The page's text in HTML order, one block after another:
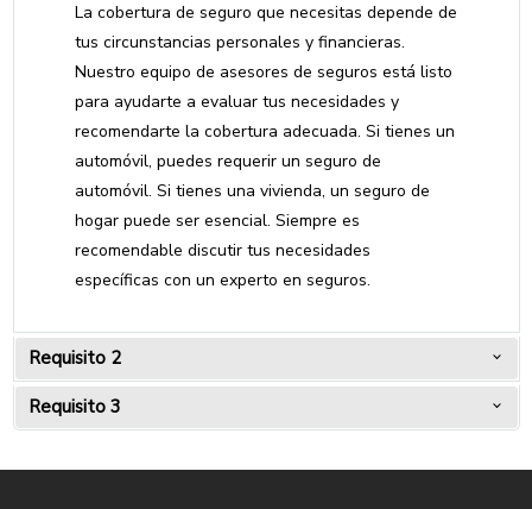
La cobertura de seguro que necesitas depende de
tus circunstancias personales y financieras.
Nuestro equipo de asesores de seguros está listo
para ayudarte a evaluar tus necesidades y
recomendarte la cobertura adecuada. Si tienes un
automóvil, puedes requerir un seguro de
automóvil. Si tienes una vivienda, un seguro de
hogar puede ser esencial. Siempre es
recomendable discutir tus necesidades
específicas con un experto en seguros.
Requisito 2
Requisito 3